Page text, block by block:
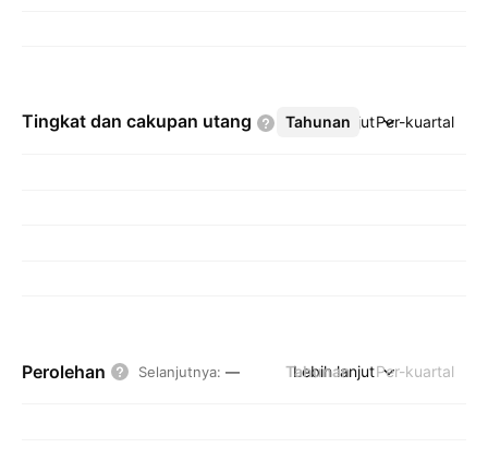
Tingkat dan cakupan utang Tahunan Per-kuartal
Lebih lanjut
Perolehan Selanjutnya: — Tahunan Per-kuartal
Lebih lanjut